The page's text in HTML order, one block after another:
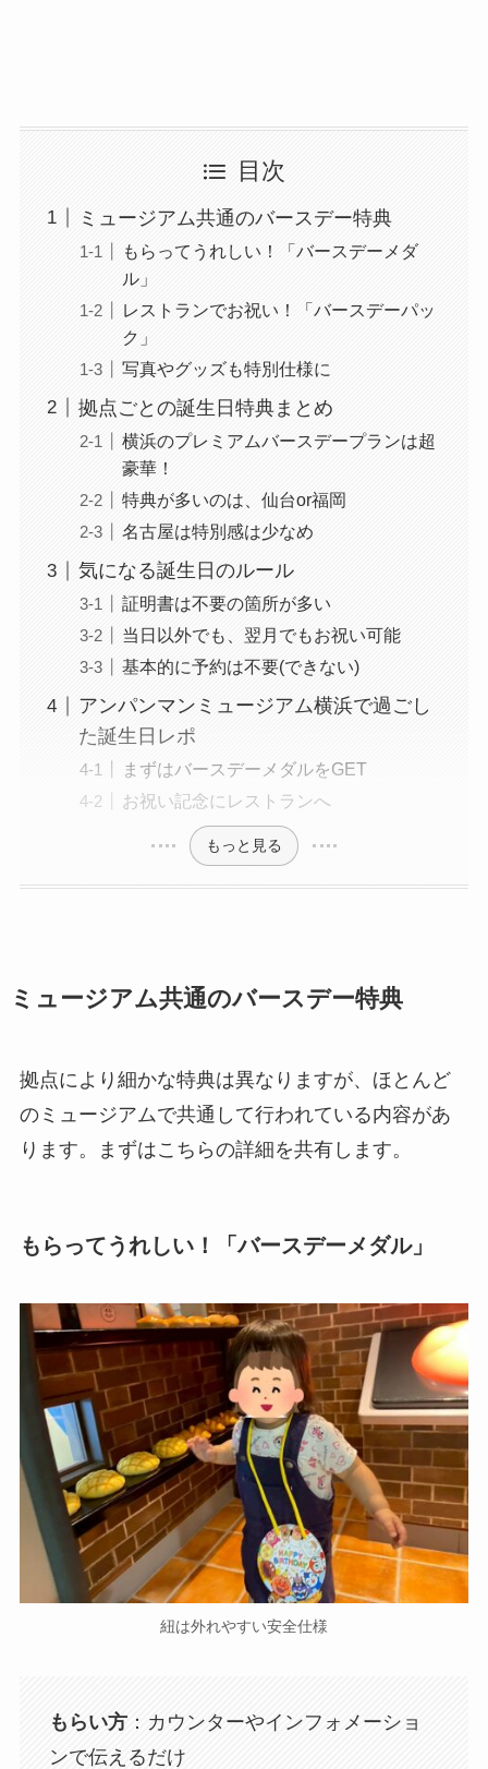
目次
ミュージアム共通のバースデー特典
もらってうれしい！「バースデーメダ
ル」
レストランでお祝い！「バースデーパッ
ク」
写真やグッズも特別仕様に
拠点ごとの誕生日特典まとめ
横浜のプレミアムバースデープランは超
豪華！
特典が多いのは、仙台or福岡
名古屋は特別感は少なめ
気になる誕生日のルール
証明書は不要の箇所が多い
当日以外でも、翌月でもお祝い可能
基本的に予約は不要(できない)
アンパンマンミュージアム横浜で過ごし
た誕生日レポ
まずはバースデーメダルをGET
お祝い記念にレストランへ
もっと見る
ミュージアム共通のバースデー特典
拠点により細かな特典は異なりますが、ほとんど
のミュージアムで共通して行われている内容があ
ります。まずはこちらの詳細を共有します。
もらってうれしい！「バースデーメダル」
紐は外れやすい安全仕様
もらい方：カウンターやインフォメーショ
ンで伝えるだけ